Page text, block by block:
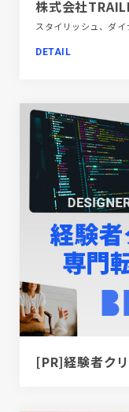
株式会社
DETAIL